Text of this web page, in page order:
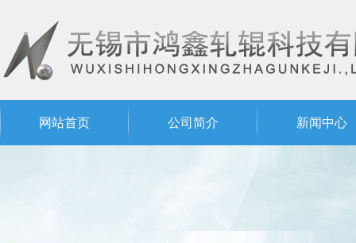
网站首页 公司简介 新闻中心